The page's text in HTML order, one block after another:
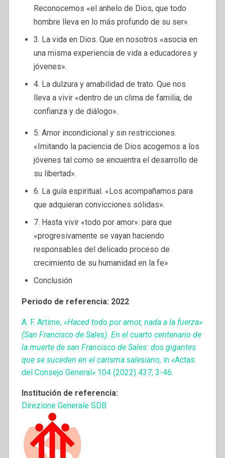
Reconocemos «el anhelo de Dios, que todo
hombre lleva en lo más profundo de su ser».
3. La vida en Dios. Que en nosotros «asocia en
una misma experiencia de vida a educadores y
jóvenes».
4. La dulzura y amabilidad de trato. Que nos
lleva a vivir «dentro de un clima de familia, de
confianza y de diálogo».
5. Amor incondicional y sin restricciones.
«Imitando la paciencia de Dios acogemos a los
jóvenes tal como se encuentra el desarrollo de
su libertad».
6. La guía espiritual. «Los acompañamos para
que adquieran convicciones sólidas».
7. Hasta vivir «todo por amor»: para que
«progresivamente se vayan haciendo
responsables del delicado proceso de
crecimiento de su humanidad en la fe»
Conclusión
Periodo de referencia: 2022
A. F. Artime, «Haced todo por amor, nada a la fuerza»
(San Francisco de Sales). En el cuarto centenario de
la muerte de san Francisco de Sales: dos gigantes
que se suceden en el carisma salesiano, in «Actas
del Consejo General»104 (2022) 437, 3-46.
Institución de referencia:
Direzione Generale SDB